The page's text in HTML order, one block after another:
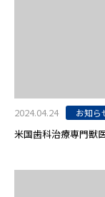
2024.04.24 お知ら
米国歯科治療専門獣